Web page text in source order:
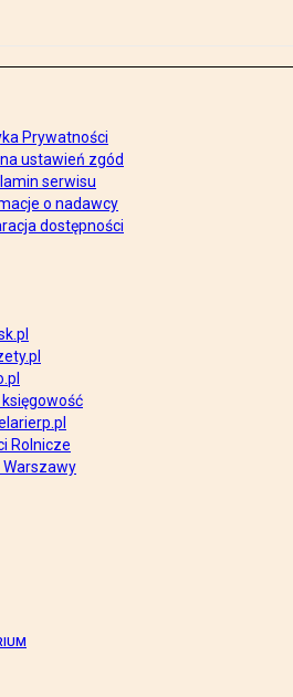
Prywatności
ustawień zgód
serwisu
o nadawcy
dostępności
księgowość
Rolnicze
Warszawy